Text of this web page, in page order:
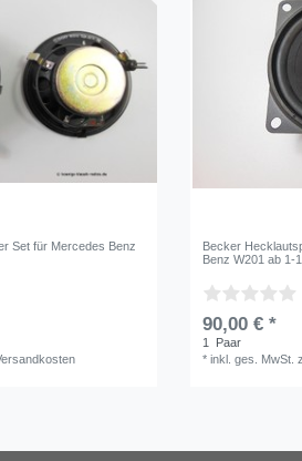
Set für Mercedes Benz
Becker
Benz W201 ab 1-
90,00 € *
1
Paar
*inkl. ges. MwSt.